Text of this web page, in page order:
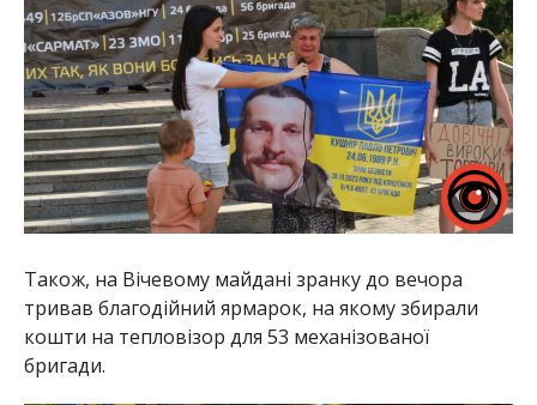
Також, на Вічевому майдані зранку до вечора
тривав благодійний ярмарок, на якому збирали
кошти на тепловізор для 53 механізованої
бригади.